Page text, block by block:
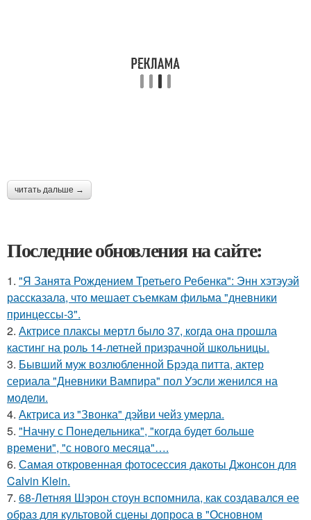
читать дальше →
Последние обновления на сайте:
1. "Я Занята Рождением Третьего Ребенка": Энн хэтэуэй
рассказала, что мешает съемкам фильма "дневники
принцессы-3".
2. Актрисе плаксы мертл было 37, когда она прошла
кастинг на роль 14-летней призрачной школьницы.
3. Бывший муж возлюбленной Брэда питта, актер
сериала "Дневники Вампира" пол Уэсли женился на
модели.
4. Актриса из "Звонка" дэйви чейз умерла.
5. "Начну с Понедельника", "когда будет больше
времени", "с нового месяца"….
6. Самая откровенная фотосессия дакоты Джонсон для
Calvin Klein.
7. 68-Летняя Шэрон стоун вспомнила, как создавался ее
образ для культовой сцены допроса в "Основном